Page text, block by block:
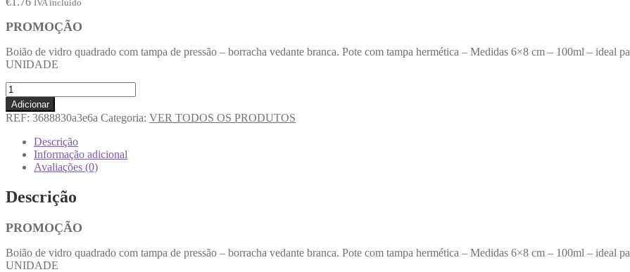
IVA incluido
PROMOÇÃO
Boião de vidro quadrado com tampa de pressão – borracha vedante branca. Pote com tampa hermética – Medidas 6×8 cm – 100ml – ideal
UNIDADE
Adicionar
REF: 3688830a3e6a Categoria: VER TODOS OS PRODUTOS
Descrição
Informação adicional
Avaliações (0)
Descrição
PROMOÇÃO
Boião de vidro quadrado com tampa de pressão – borracha vedante branca. Pote com tampa hermética – Medidas 6×8 cm – 100ml – ideal
UNIDADE